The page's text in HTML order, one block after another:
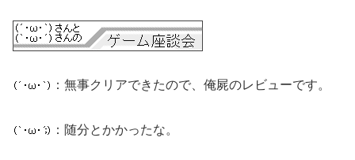
：無事クリアできたので、俺屍のレビューです。
：随分とかかったな。